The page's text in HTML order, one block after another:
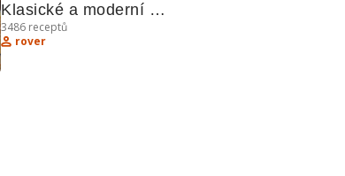
Klasické a moderní
recepty
3486 receptů
rover